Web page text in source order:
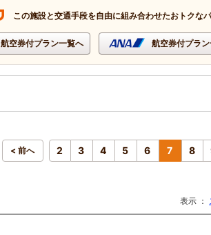
この施設と交通手段を自由に組み合わせたおトクな
航空券付プラン一覧へ 航空券付プラ
< 前へ 2 3 4 5 6 7 8
表示 ：